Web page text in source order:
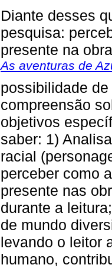
Diante desses
pesquisa:
presente na
As aventuras de
possibilidade
compreensão
objetivos
saber: 1)
racial
perceber como
presente nas
durante a
de mundo
levando o leitor
humano,